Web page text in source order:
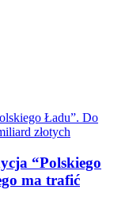
“Polskiego
ma trafić